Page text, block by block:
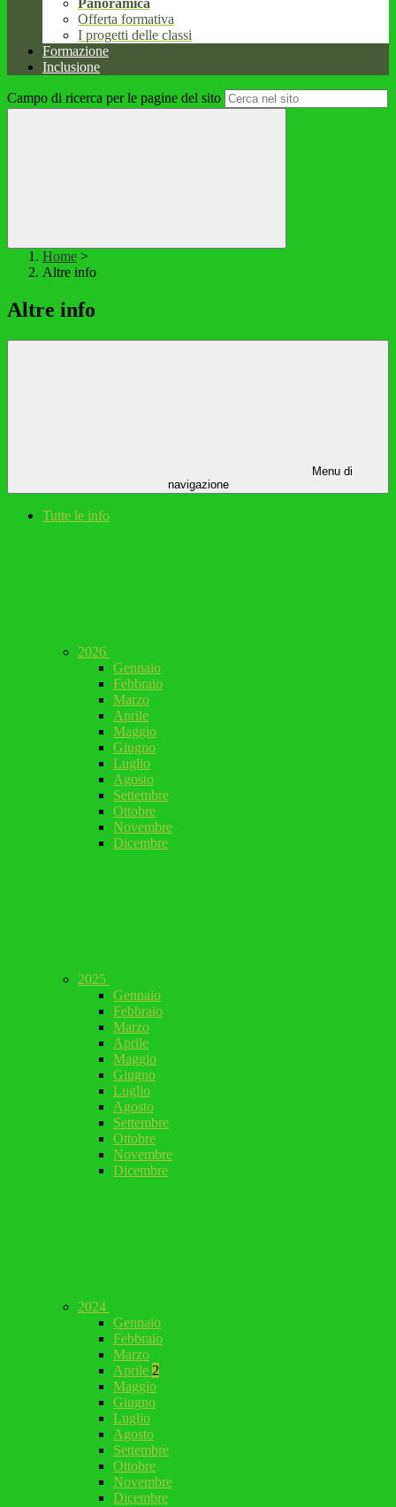
Panoramica
Offerta formativa
I progetti delle classi
Formazione
Inclusione
Campo di ricerca per le pagine del sito
Home >
Altre info
Altre info
Menu di
navigazione
Tutte le info
2026
Gennaio
Febbraio
Marzo
Aprile
Maggio
Giugno
Luglio
Agosto
Settembre
Ottobre
Novembre
Dicembre
2025
Gennaio
Febbraio
Marzo
Aprile
Maggio
Giugno
Luglio
Agosto
Settembre
Ottobre
Novembre
Dicembre
2024
Gennaio
Febbraio
Marzo
Aprile 2
Maggio
Giugno
Luglio
Agosto
Settembre
Ottobre
Novembre
Dicembre